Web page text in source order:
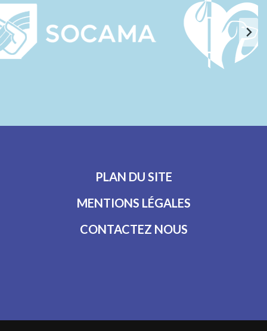
PLAN DU SITE
MENTIONS LÉGALES
CONTACTEZ NOUS